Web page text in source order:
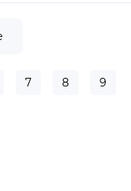
7 8 9